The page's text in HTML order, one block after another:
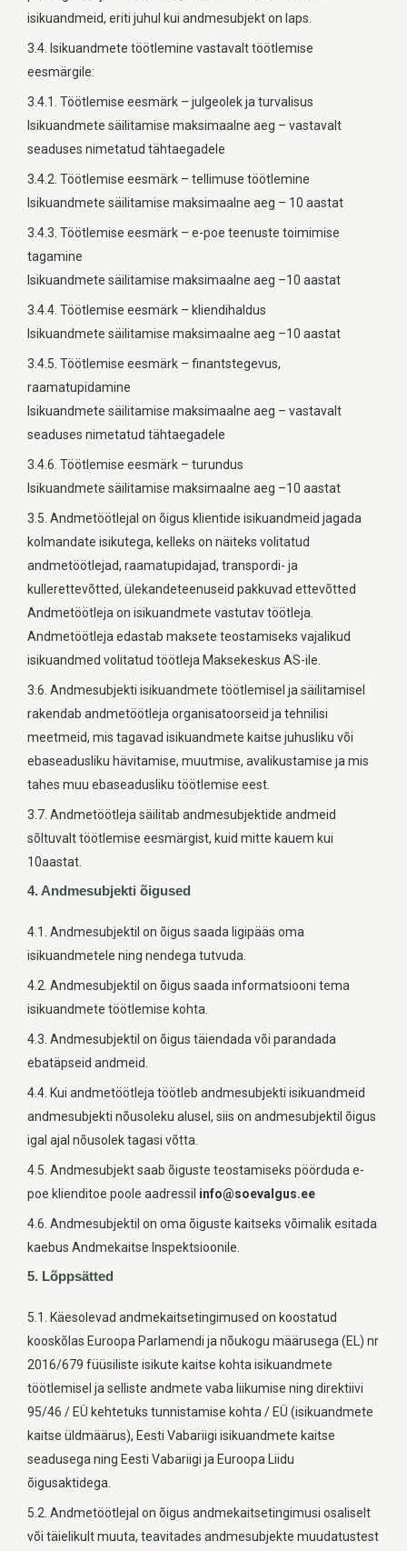
isikuandmeid, eriti juhul kui andmesubjekt on laps.
3.4. Isikuandmete töötlemine vastavalt töötlemise
eesmärgile:
3.4.1. Töötlemise eesmärk – julgeolek ja turvalisus
Isikuandmete säilitamise maksimaalne aeg – vastavalt
seaduses nimetatud tähtaegadele
3.4.2. Töötlemise eesmärk – tellimuse töötlemine
Isikuandmete säilitamise maksimaalne aeg – 10 aastat
3.4.3. Töötlemise eesmärk – e-poe teenuste toimimise
tagamine
Isikuandmete säilitamise maksimaalne aeg –10 aastat
3.4.4. Töötlemise eesmärk – kliendihaldus
Isikuandmete säilitamise maksimaalne aeg –10 aastat
3.4.5. Töötlemise eesmärk – finantstegevus,
raamatupidamine
Isikuandmete säilitamise maksimaalne aeg – vastavalt
seaduses nimetatud tähtaegadele
3.4.6. Töötlemise eesmärk – turundus
Isikuandmete säilitamise maksimaalne aeg –10 aastat
3.5. Andmetöötlejal on õigus klientide isikuandmeid jagada
kolmandate isikutega, kelleks on näiteks volitatud
andmetöötlejad, raamatupidajad, transpordi- ja
kullerettevõtted, ülekandeteenuseid pakkuvad ettevõtted
Andmetöötleja on isikuandmete vastutav töötleja.
Andmetöötleja edastab maksete teostamiseks vajalikud
isikuandmed volitatud töötleja Maksekeskus AS-ile.
3.6. Andmesubjekti isikuandmete töötlemisel ja säilitamisel
rakendab andmetöötleja organisatoorseid ja tehnilisi
meetmeid, mis tagavad isikuandmete kaitse juhusliku või
ebaseadusliku hävitamise, muutmise, avalikustamise ja mis
tahes muu ebaseadusliku töötlemise eest.
3.7. Andmetöötleja säilitab andmesubjektide andmeid
sõltuvalt töötlemise eesmärgist, kuid mitte kauem kui
10aastat.
4. Andmesubjekti õigused
4.1. Andmesubjektil on õigus saada ligipääs oma
isikuandmetele ning nendega tutvuda.
4.2. Andmesubjektil on õigus saada informatsiooni tema
isikuandmete töötlemise kohta.
4.3. Andmesubjektil on õigus täiendada või parandada
ebatäpseid andmeid.
4.4. Kui andmetöötleja töötleb andmesubjekti isikuandmeid
andmesubjekti nõusoleku alusel, siis on andmesubjektil õigus
igal ajal nõusolek tagasi võtta.
4.5. Andmesubjekt saab õiguste teostamiseks pöörduda e-
poe klienditoe poole aadressil info@soevalgus.ee
4.6. Andmesubjektil on oma õiguste kaitseks võimalik esitada
kaebus Andmekaitse Inspektsioonile.
5. Lõppsätted
5.1. Käesolevad andmekaitsetingimused on koostatud
kooskõlas Euroopa Parlamendi ja nõukogu määrusega (EL) nr
2016/679 füüsiliste isikute kaitse kohta isikuandmete
töötlemisel ja selliste andmete vaba liikumise ning direktiivi
95/46 / EÜ kehtetuks tunnistamise kohta / EÜ (isikuandmete
kaitse üldmäärus), Eesti Vabariigi isikuandmete kaitse
seadusega ning Eesti Vabariigi ja Euroopa Liidu
õigusaktidega.
5.2. Andmetöötlejal on õigus andmekaitsetingimusi osaliselt
või täielikult muuta, teavitades andmesubjekte muudatustest